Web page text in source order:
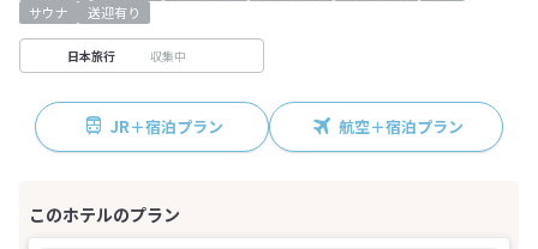
サウナ
送迎有り
日本旅行 収集中
JR＋宿泊プラン 航空＋宿泊プラン